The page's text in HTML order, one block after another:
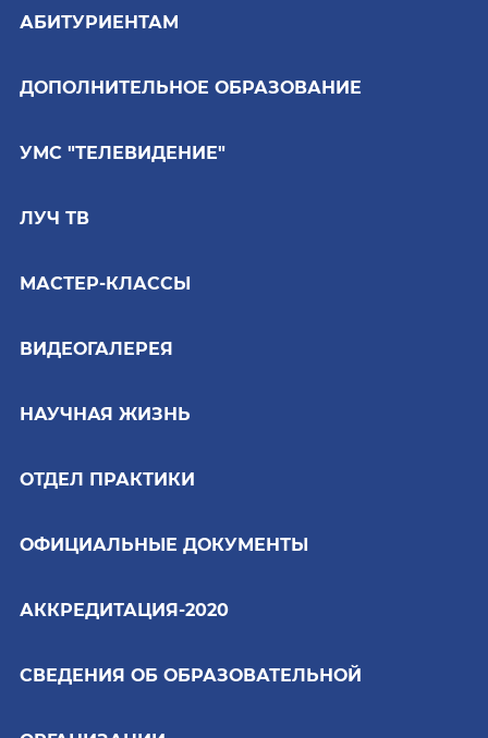
АБИТУРИЕНТАМ
ДОПОЛНИТЕЛЬНОЕ ОБРАЗОВАНИЕ
УМС "ТЕЛЕВИДЕНИЕ"
ЛУЧ ТВ
МАСТЕР-КЛАССЫ
ВИДЕОГАЛЕРЕЯ
НАУЧНАЯ ЖИЗНЬ
ОТДЕЛ ПРАКТИКИ
ОФИЦИАЛЬНЫЕ ДОКУМЕНТЫ
АККРЕДИТАЦИЯ-2020
СВЕДЕНИЯ ОБ ОБРАЗОВАТЕЛЬНОЙ